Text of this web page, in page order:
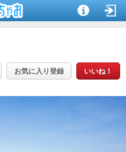
いいね！
お気に入り登録